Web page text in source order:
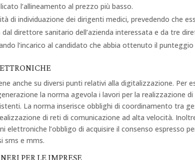
l’allineamento al prezzo più basso.
di individuazione dei dirigenti medici, prevedendo che
direttore sanitario dell’azienda interessata e da tre
l’incarico al candidato che abbia ottenuto il
anche su diversi punti relativi alla digitalizzazione. Per
la norma agevola i lavori per la realizzazione
La norma inserisce obblighi di coordinamento tra
di reti di comunicazione ad alta velocità.
elettroniche l’obbligo di acquisire il consenso espresso
sms e mms.
PER LE IMPRESE